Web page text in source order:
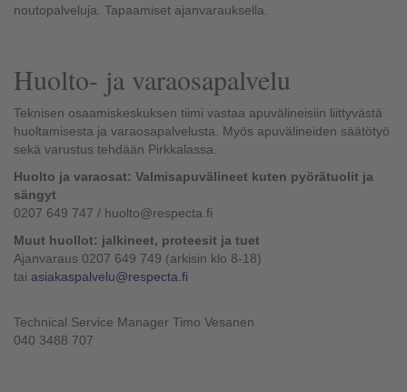
noutopalveluja. Tapaamiset ajanvarauksella.
Huolto- ja varaosapalvelu
Teknisen osaamiskeskuksen tiimi vastaa apuvälineisiin liittyvästä
huoltamisesta ja varaosapalvelusta. Myös apuvälineiden säätötyö
sekä varustus tehdään Pirkkalassa.
Huolto ja varaosat: Valmisapuvälineet kuten pyörätuolit ja
sängyt
0207 649 747 / huolto@respecta.fi
Muut huollot: jalkineet, proteesit ja tuet
Ajanvaraus 0207 649 749 (arkisin klo 8-18)
tai asiakaspalvelu@respecta.fi
Technical Service Manager Timo Vesanen
040 3488 707